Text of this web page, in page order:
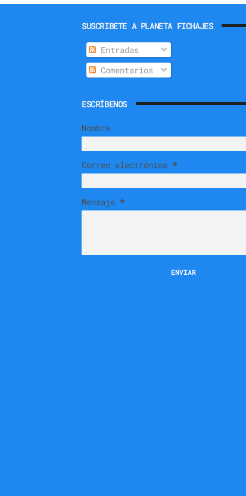
SUSCRIBETE A PLANETA FICHAJES
Entradas
Comentarios
ESCRÍBENOS
Nombre
Correo electrónico *
Mensaje *